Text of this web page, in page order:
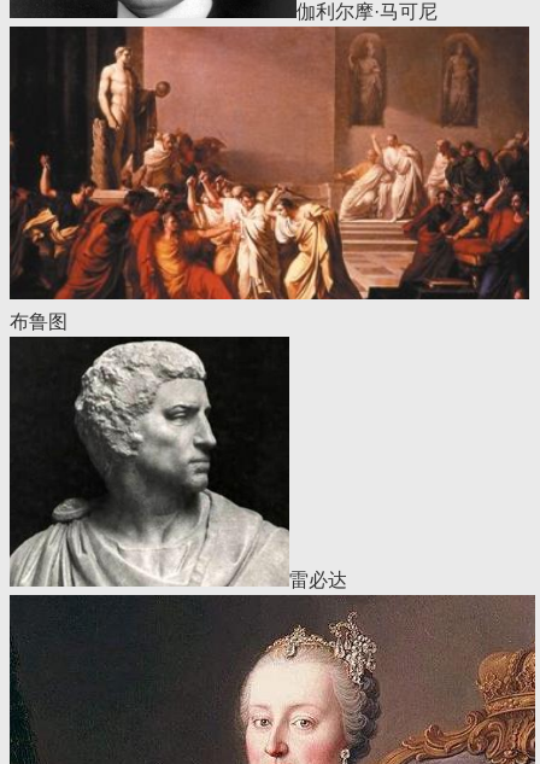
伽利尔摩·马可尼
布鲁图
雷必达